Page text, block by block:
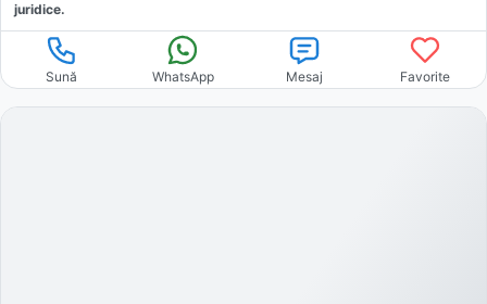
juridice.
Sună WhatsApp Mesaj Favorite